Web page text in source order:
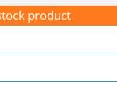
product